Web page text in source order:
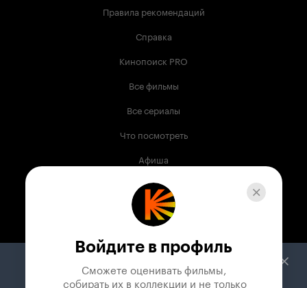
Правила рекомендаций
Справка
Кинопоиск PRO
Все фильмы
Все сериалы
Что посмотреть
Афиша
Музыка
Телепрограмма
Служба поддержки
Войдите в профиль
Сможете оценивать фильмы,
собирать их в коллекции и не только